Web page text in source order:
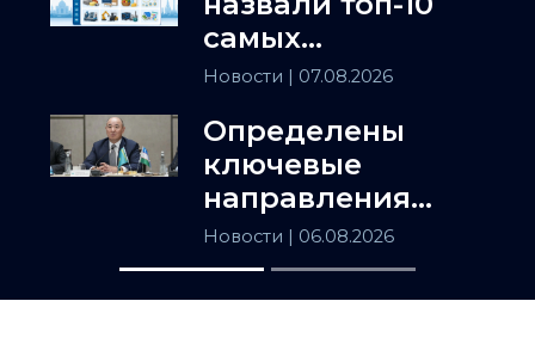
самых
популярных
Казахстане
Новости | 07.08.2026
Определены
ключевые
направления
сотрудничества
Астаны и
Ташкента
Новости | 06.08.2026